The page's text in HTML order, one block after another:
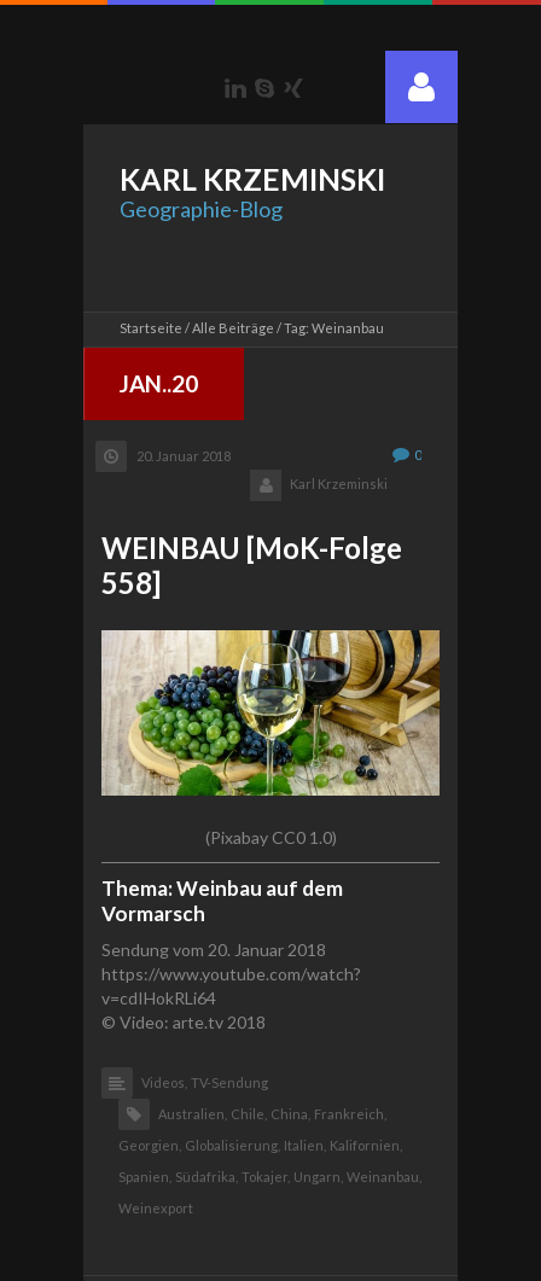
LinkedIn
Skype
KARL KRZEMINSKI
Geographie-Blog
Startseite Alle Beiträge Tag: Weinanbau
JAN..20
20. Januar 2018
0
Karl Krzeminski
WEINBAU [MoK-Folge
558]
(Pixabay CC0 1.0)
Thema: Weinbau auf dem
Vormarsch
Sendung vom 20. Januar 2018
https://www.youtube.com/watch?
v=cdIHokRLi64
© Video: arte.tv 2018
Videos, TV-Sendung
Australien, Chile, China, Frankreich,
Georgien, Globalisierung, Italien, Kalifornien,
Spanien, Südafrika, Tokajer, Ungarn, Weinanbau,
Weinexport